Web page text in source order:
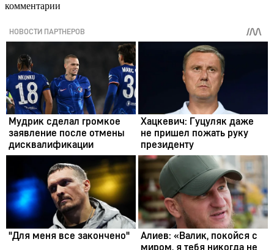
комментарии